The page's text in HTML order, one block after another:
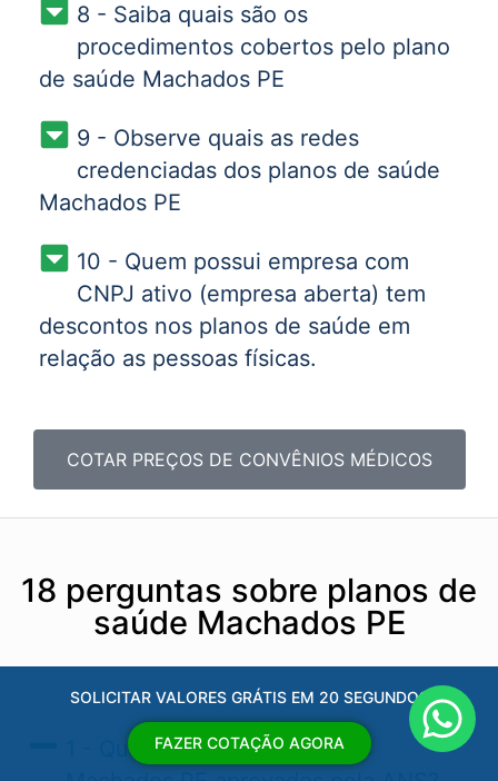
8 - Saiba quais são os
procedimentos cobertos pelo plano
de saúde Machados PE
9 - Observe quais as redes
credenciadas dos planos de saúde
Machados PE
10 - Quem possui empresa com
CNPJ ativo (empresa aberta) tem
descontos nos planos de saúde em
relação as pessoas físicas.
COTAR PREÇOS DE CONVÊNIOS MÉDICOS
18 perguntas sobre planos de
saúde Machados PE
1 - Quais os planos de saúde
SOLICITAR VALORES GRÁTIS EM 20 SEGUNDOS
FAZER COTAÇÃO AGORA